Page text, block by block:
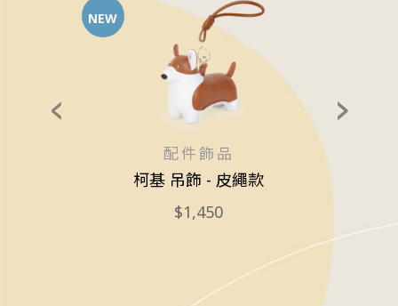
配件飾品
柯基 吊飾 - 皮繩款
1,450
NEW